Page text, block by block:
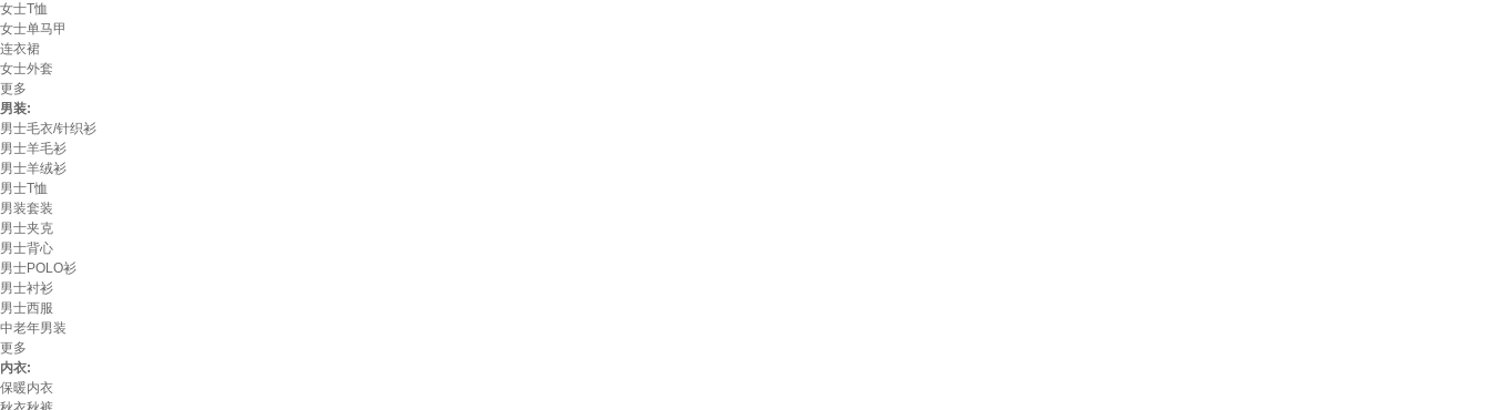
女士T恤
女士单马甲
连衣裙
女士外套
更多
男装:
男士毛衣/针织衫
男士羊毛衫
男士羊绒衫
男士T恤
男装套装
男士夹克
男士背心
男士POLO衫
男士衬衫
男士西服
中老年男装
更多
内衣:
保暖内衣